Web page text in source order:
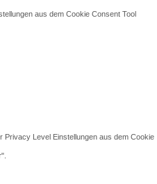
aus dem Cookie Consent Tool
Privacy Level Einstellungen aus dem Cookie